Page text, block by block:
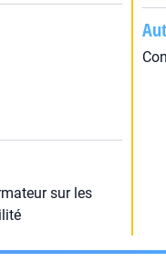
sur les